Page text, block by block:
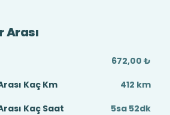
Arası
672,00 ₺
Kaç Km
412 km
Kaç Saat
5sa 52dk